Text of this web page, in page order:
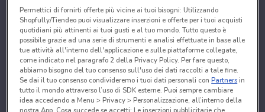
Permettici di fornirti offerte più vicine ai tuoi bisogni: Utilizzando
Shopfully/Tiendeo puoi visualizzare inserzioni e offerte per i tuoi acquisti
quotidiani più attinenti ai tuoi gusti e al tuo mondo. Tutto questo è
possibile grazie ad una serie di strumenti e analisi effettuate in base alle
tue attività all'interno dell'applicazione e sulle piattaforme collegate,
come indicato nel paragrafo 2 della Privacy Policy. Per fare questo,
abbiamo bisogno del tuo consenso sull'uso dei dati raccolti a tale fine.
Se dai il tuo consenso condivideremo i tuoi dati personali conPartnersin
tutto il mondo attraverso l’uso di SDK esterne. Puoi sempre cambiare
idea accedendo a Menu > Privacy > Personalizzazione, all’interno della